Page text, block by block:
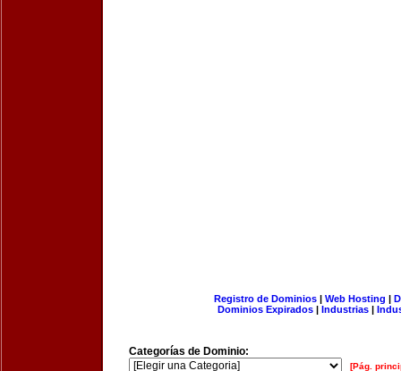
Registro de Dominios| Web Hosting |
Dominios Expirados | Industrias |
Categorías de Dominio:
[Pág.